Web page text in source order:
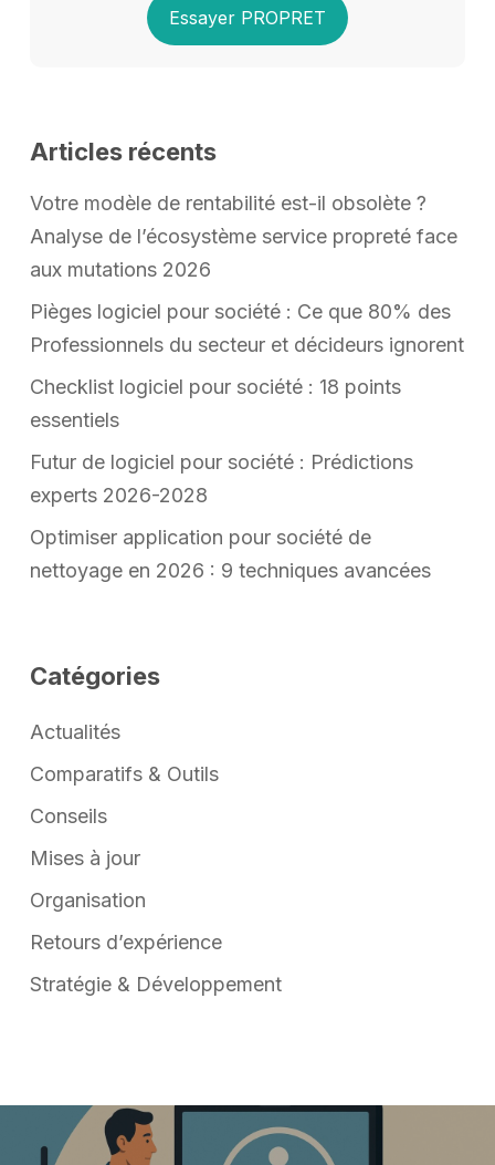
Essayer PROPRET
Articles récents
Votre modèle de rentabilité est-il obsolète ?
Analyse de l’écosystème service propreté face
aux mutations 2026
Pièges logiciel pour société : Ce que 80% des
Professionnels du secteur et décideurs ignorent
Checklist logiciel pour société : 18 points
essentiels
Futur de logiciel pour société : Prédictions
experts 2026-2028
Optimiser application pour société de
nettoyage en 2026 : 9 techniques avancées
Catégories
Actualités
Comparatifs & Outils
Conseils
Mises à jour
Organisation
Retours d’expérience
Stratégie & Développement